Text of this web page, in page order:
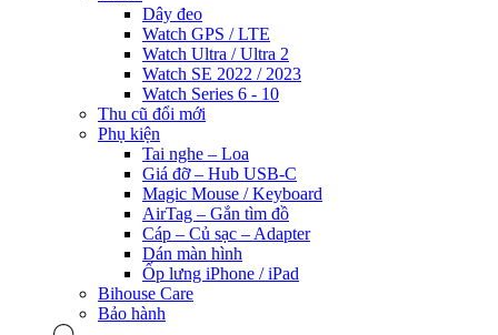
Dây đeo
Watch GPS / LTE
Watch Ultra / Ultra 2
Watch SE 2022 / 2023
Watch Series 6 - 10
Thu cũ đổi mới
Phụ kiện
Tai nghe – Loa
Giá đỡ – Hub USB-C
Magic Mouse / Keyboard
AirTag – Gắn tìm đồ
Cáp – Củ sạc – Adapter
Dán màn hình
Ốp lưng iPhone / iPad
Bihouse Care
Bảo hành